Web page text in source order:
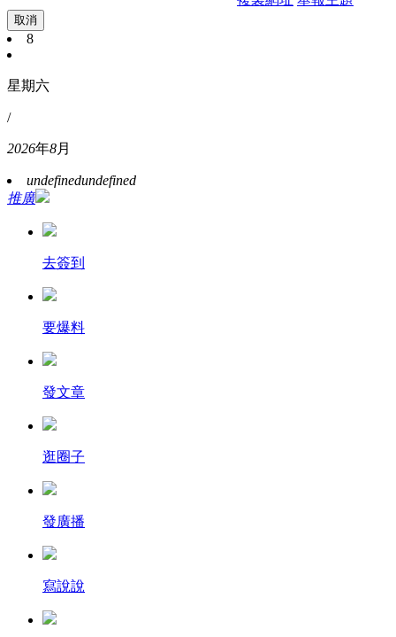
取消
8
星期六
/
2026年8月
undefinedundefined
推廣
去簽到
要爆料
發文章
逛圈子
發廣播
寫說說